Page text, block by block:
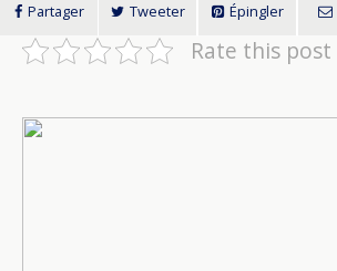
Partager Tweeter Épingler
Rate this post